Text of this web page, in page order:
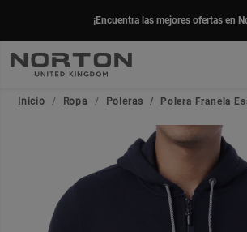
¡Encuentra las mejores ofertas en
Inicio Ropa Poleras Polera Franela